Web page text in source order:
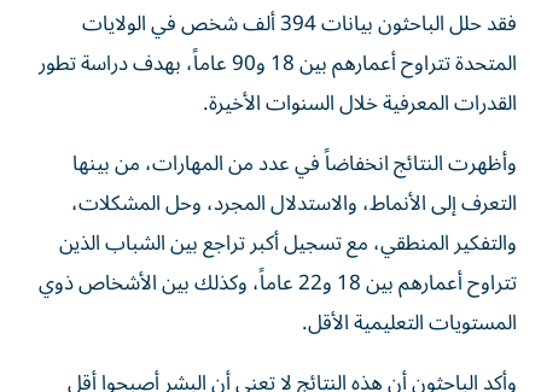
فقد حلل الباحثون بيانات 394 ألف شخص في الولايات
المتحدة تتراوح أعمارهم بين 18 و90 عاماً، بهدف دراسة تطور
القدرات المعرفية خلال السنوات الأخيرة.
وأظهرت النتائج انخفاضاً في عدد من المهارات، من بينها
التعرف إلى الأنماط، والاستدلال المجرد، وحل المشكلات،
والتفكير المنطقي، مع تسجيل أكبر تراجع بين الشباب الذين
تتراوح أعمارهم بين 18 و22 عاماً، وكذلك بين الأشخاص ذوي
المستويات التعليمية الأقل.
وأكد الباحثون أن هذه النتائج لا تعني أن البشر أصبحوا أقل